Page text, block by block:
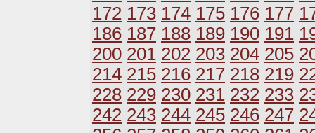
172 173 174 175 176 177
186 187 188 189 190 191
200 201 202 203 204 205
214 215 216 217 218 219
228 229 230 231 232 233
242 243 244 245 246 247